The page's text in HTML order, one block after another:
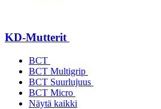
KD-Mutterit
BCT
BCT Multigrip
BCT Suurlujuus
BCT Micro
Näytä kaikki